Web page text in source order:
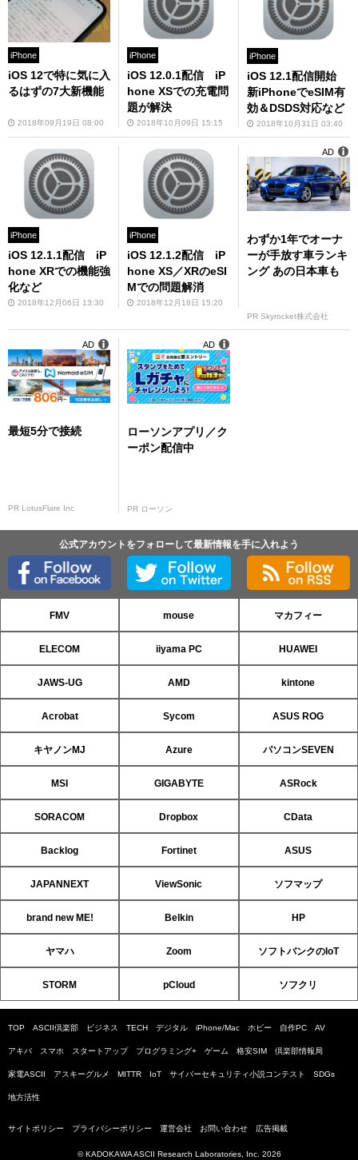
iPhone
iOS 12で特に気に入
るはずの7大新機能
2018年09月19日 08:00
iPhone
iOS 12.0.1配信 iP
hone XSでの充電問
題が解決
2018年10月09日 15:15
iPhone
iOS 12.1配信開始
新iPhoneでeSIM有
効＆DSDS対応など
2018年10月31日 03:40
iPhone
iOS 12.1.1配信 iP
hone XRでの機能強
化など
2018年12月06日 13:30
iPhone
iOS 12.1.2配信 iP
hone XS／XRのeSI
Mでの問題解消
2018年12月18日 15:20
わずか1年でオーナ
ーが手放す車ランキ
ング あの日本車も
PR Skyrocket株式会社
AD
最短5分で接続
PR LotusFlare Inc
AD
ローソンアプリ／ク
ーポン配信中
PR ローソン
AD
公式アカウントをフォローして最新情報を手に入れよう
FMV mouse マカフィー
ELECOM iiyama PC HUAWEI
JAWS-UG AMD kintone
Acrobat Sycom ASUS ROG
キヤノンMJ Azure パソコンSEVEN
MSI GIGABYTE ASRock
SORACOM Dropbox CData
Backlog Fortinet ASUS
JAPANNEXT ViewSonic ソフマップ
brand new ME! Belkin HP
ヤマハ Zoom ソフトバンクのIoT
STORM pCloud ソフクリ
TOP ASCII倶楽部 ビジネス TECH デジタル iPhone/Mac ホビー 自作PC AV
アキバ スマホ スタートアップ プログラミング+ ゲーム 格安SIM 倶楽部情報局
家電ASCII アスキーグルメ MITTR IoT サイバーセキュリティ小説コンテスト SDGs
地方活性
サイトポリシー プライバシーポリシー 運営会社 お問い合わせ 広告掲載
© KADOKAWA ASCII Research Laboratories, Inc. 2026